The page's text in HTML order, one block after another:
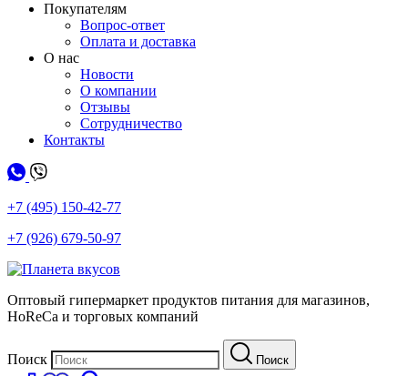
Покупателям
Вопрос-ответ
Оплата и доставка
О нас
Новости
О компании
Отзывы
Сотрудничество
Контакты
+7 (495) 150-42-77
+7 (926) 679-50-97
Оптовый гипермаркет продуктов питания для магазинов,
HoReCa и торговых компаний
Поиск Поиск